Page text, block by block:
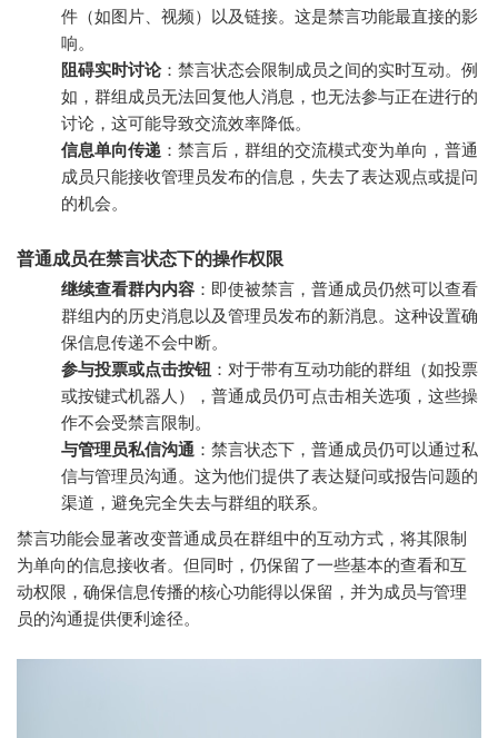
件（如图片、视频）以及链接。这是禁言功能最直接的影
响。
阻碍实时讨论：禁言状态会限制成员之间的实时互动。例
如，群组成员无法回复他人消息，也无法参与正在进行的
讨论，这可能导致交流效率降低。
信息单向传递 ：禁言后，群组的交流模式变为单向，普通
成员只能接收管理员发布的信息，失去了表达观点或提问
的机会。
普通成员在禁言状态下的操作权限
继续查看群内内容 ：即使被禁言，普通成员仍然可以查看
群组内的历史消息以及管理员发布的新消息。这种设置确
保信息传递不会中断。
参与投票或点击按钮 ：对于带有互动功能的群组（如投票
或按键式机器人），普通成员仍可点击相关选项，这些操
作不会受禁言限制。
与管理员私信沟通 ：禁言状态下，普通成员仍可以通过私
信与管理员沟通。这为他们提供了表达疑问或报告问题的
渠道，避免完全失去与群组的联系。
禁言功能会显著改变普通成员在群组中的互动方式，将其限制
为单向的信息接收者。但同时，仍保留了一些基本的查看和互
动权限，确保信息传播的核心功能得以保留，并为成员与管理
员的沟通提供便利途径。